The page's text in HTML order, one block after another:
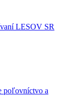
LESOV SR
poľovníctvo a